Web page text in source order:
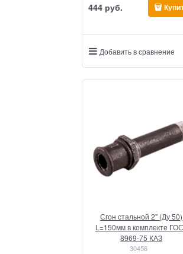
444 руб.
Добавить в сравнение
Сгон стальной 2" (Ду 50)
L=150мм в комплекте
8969-75 КАЗ
30456